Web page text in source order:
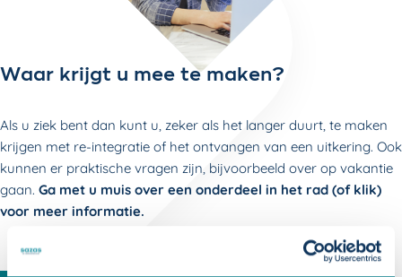
Waar krijgt u mee te maken?
Als u ziek bent dan kunt u, zeker als het langer duurt, te maken
krijgen met re-integratie of het ontvangen van een uitkering. Ook
kunnen er praktische vragen zijn, bijvoorbeeld over op vakantie
gaan. Ga met u muis over een onderdeel in het rad (of klik)
voor meer informatie.